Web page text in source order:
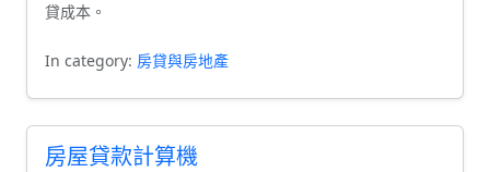
貸成本。
In category: 房貸與房地產
房屋貸款計算機